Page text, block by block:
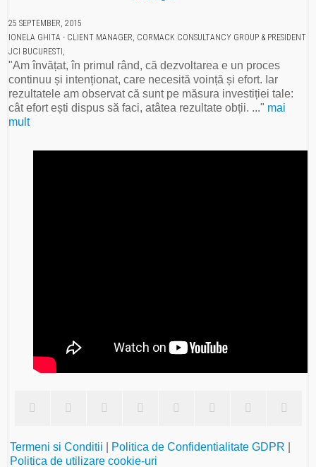
25 SEPTEMBER, 2015
IONELA GHITA - CLIENT MANAGER, CORMACK CONSULTANCY GROUP & PRESIDENT
JCI BUCURESTI,
"Am învățat, în primul rând, că dezvoltarea e un proces
continuu și intenționat, care necesită voință și efort. Iar
rezultatele am observat că sunt pe măsura investiției tale:
cât efort ești dispus să faci, atâtea rezultate obții. ..." mai
mult
Termeni si Conditii Politica de Confidentialitate GDPR
Politica de utilizare cookie-uri